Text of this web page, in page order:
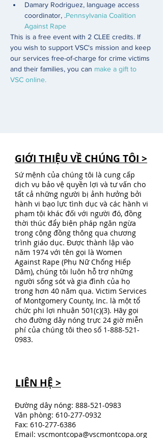
Damary Rodriguez, language access
coordinator, .Pennsylvania Coalition
Against Rape
This is a free event with 2 CLEE credits. If
you wish to support VSC's mission and keep
our services free-of-charge for crime victims
and their families, you can make a gift to
VSC online.
GIỚI THIỆU VỀ CHÚNG TÔI >
Sứ mệnh của chúng tôi là cung cấp
dịch vụ bảo vệ quyền lợi và tư vấn cho
tất cả những người bị ảnh hưởng bởi
hành vi bạo lực tình dục và các hành vi
phạm tội khác đối với người đó, đồng
thời thúc đẩy biện pháp ngăn ngừa
trong cộng đồng thông qua chương
trình giáo dục. Được thành lập vào
năm 1974 với tên gọi là Women
Against Rape (Phụ Nữ Chống Hiếp
Dâm), chúng tôi luôn hỗ trợ những
người sống sót và gia đình của họ
trong hơn 40 năm qua. Victim Services
of Montgomery County, Inc. là một tổ
chức phi lợi nhuận 501(c)(3). Hãy gọi
cho đường dây nóng trực 24 giờ miễn
phí của chúng tôi theo số 1-888-521-
0983.
LIÊN HỆ >
Đường dây nóng: 888-521-0983
Văn phòng: 610-277-0932
Fax: 610-277-6386
Email: vscmontcopa@vscmontcopa.org